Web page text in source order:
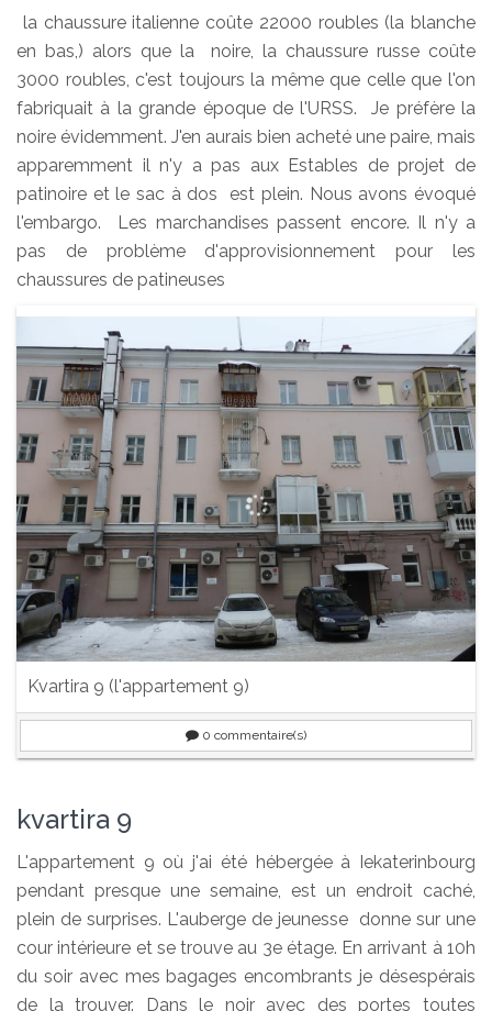
la chaussure italienne coûte 22000 roubles (la blanche
en bas,) alors que la noire, la chaussure russe coûte
3000 roubles, c'est toujours la même que celle que l'on
fabriquait à la grande époque de l'URSS. Je préfère la
noire évidemment. J'en aurais bien acheté une paire, mais
apparemment il n'y a pas aux Estables de projet de
patinoire et le sac à dos est plein. Nous avons évoqué
l'embargo. Les marchandises passent encore. Il n'y a
pas de problème d'approvisionnement pour les
chaussures de patineuses
Kvartira 9 (l'appartement 9)
0 commentaire(s)
kvartira 9
L'appartement 9 où j'ai été hébergée à Iekaterinbourg
pendant presque une semaine, est un endroit caché,
plein de surprises. L'auberge de jeunesse donne sur une
cour intérieure et se trouve au 3e étage. En arrivant à 10h
du soir avec mes bagages encombrants je désespérais
de la trouver. Dans le noir avec des portes toutes